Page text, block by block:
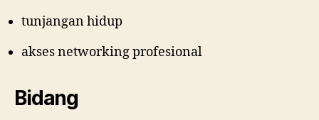
tunjangan hidup
akses networking profesional
Bidang